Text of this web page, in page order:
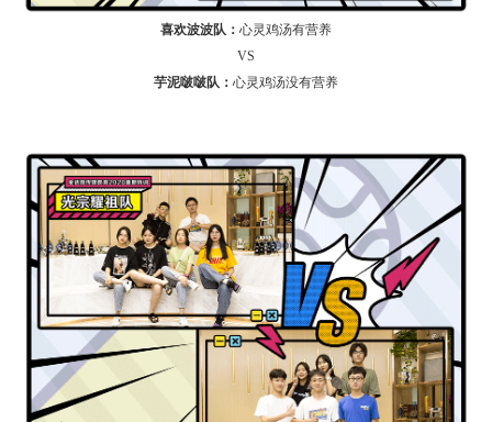
喜欢波波队： 心灵鸡汤有营养
VS
芋泥啵啵队： 心灵鸡汤没有营养